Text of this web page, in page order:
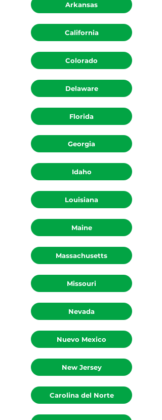
Arkansas
California
Colorado
Delaware
Florida
Georgia
Idaho
Louisiana
Maine
Massachusetts
Missouri
Nevada
Nuevo Mexico
New Jersey
Carolina del Norte